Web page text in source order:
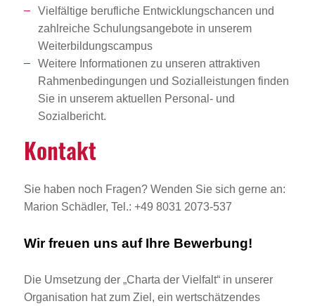
Vielfältige berufliche Entwicklungschancen und
zahlreiche Schulungsangebote in unserem
Weiterbildungscampus
Weitere Informationen zu unseren attraktiven
Rahmenbedingungen und Sozialleistungen finden
Sie in unserem aktuellen Personal- und
Sozialbericht.
Kontakt
Sie haben noch Fragen? Wenden Sie sich gerne an:
Marion Schädler, Tel.: +49 8031 2073-537
Wir freuen uns auf Ihre Bewerbung!
Die Umsetzung der „Charta der Vielfalt“ in unserer
Organisation hat zum Ziel, ein wertschätzendes